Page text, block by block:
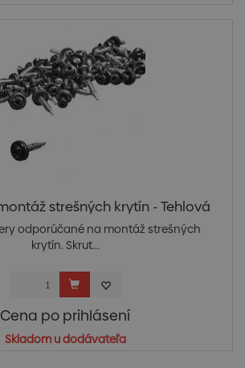
strešných krytín - Tehlová
odporúčané na montáž strešných
krytín. Skrut...
Cena po prihlásení
Skladom u dodávateľa